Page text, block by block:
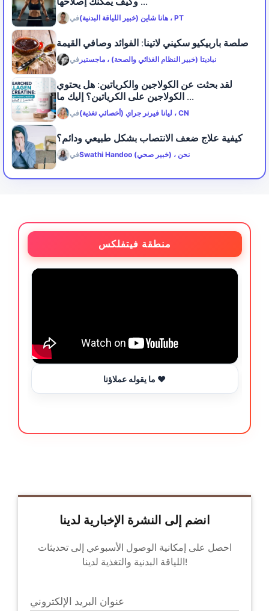
في هانا شاين (خبير اللياقة البدنية) ، PT
صلصة باربيكيو سكيني لاتينا: الفوائد وصافي القيمة
في نباديتا (خبير النظام الغذائي والصحة) ، ماجستير
لقد بحثت عن الكولاجين والكرياتين: هل يحتوي
الكولاجين على الكرياتين؟ إليك ما ...
في ليانا فيرنر جراي (أخصائي تغذية) ، CN
كيفية علاج ضعف الانتصاب بشكل طبيعي ودائم؟
في Swathi Handoo (خبير صحي) ، نحن
منطقة فيتفلكس
ما يقوله عملاؤنا ❤️
انضم إلى النشرة الإخبارية لدينا
احصل على إمكانية الوصول الأسبوعي إلى تحديثات
اللياقة البدنية والتغذية لدينا!
عنوان البريد الإلكتروني